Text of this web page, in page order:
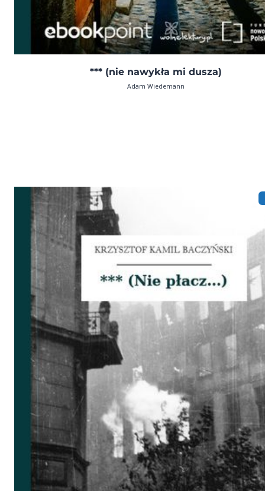
*** (nie nawykła mi dusza)
Adam Wiedemann